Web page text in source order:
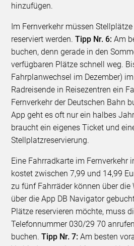
hinzufügen.
Im Fernverkehr müssen
reserviert werden.Tipp Nr. 6: Am
buchen, denn gerade in den
verfügbaren Plätze schnell weg.
Fahrplanwechsel im Dezember)
Radreisende in Reisezentren ein
Fernverkehr der Deutschen Bahn
App geht es oft nur ein halbes
braucht ein eigenes Ticket und
Stellplatzreservierung.
Eine Fahrradkarte im Fernverkehr
kostet zwischen 7,99 und 14,99
zu fünf Fahrräder können über die
über die App DB Navigator
Plätze reservieren möchte, muss
Telefonnummer 030/29 70
buchen.Tipp Nr. 7: Am besten